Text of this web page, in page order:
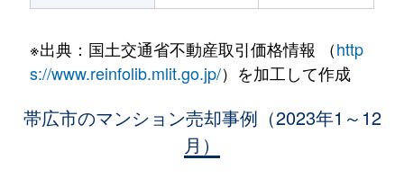
※出典：国土交通省不動産取引価格情報 （http
s://www.reinfolib.mlit.go.jp/）を加工して作成
帯広市のマンション売却事例（2023年1～12
月）